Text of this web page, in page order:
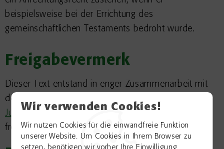
Wir verwenden Cookies!
Wir nutzen Cookies für die einwandfreie Funktion
unserer Website. Um Cookies in Ihrem Browser zu
setzen, benötigen wir vorher Ihre Einwilligung.
beispielsweise bei der Errichtung des
gemeinschaftlichen Testaments bedroht wurde.
Freigabevermerk
Dieser Text entstand in enger Zusammenarbeit mit
den fachlich zuständigen Stellen. Das
Justizministerium hat ihn am 04.02.2026
freigegeben.